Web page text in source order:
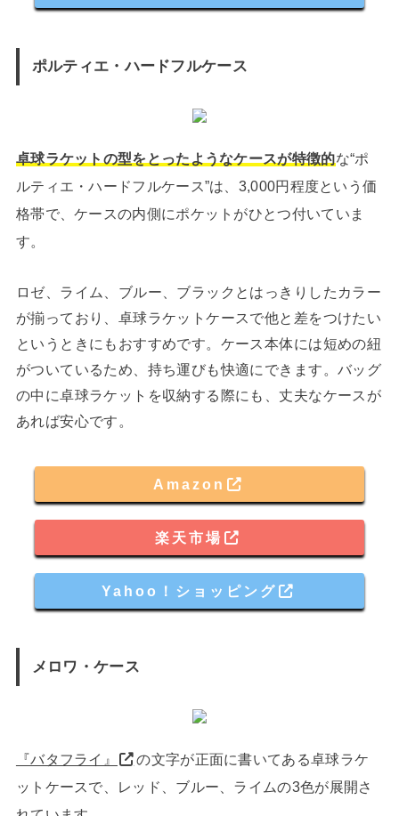
ポルティエ・ハードフルケース
卓球ラケットの型をとったようなケースが特徴的な“ポ
ルティエ・ハードフルケース”は、3,000円程度という価
格帯で、ケースの内側にポケットがひとつ付いていま
す。
ロゼ、ライム、ブルー、ブラックとはっきりしたカラー
が揃っており、卓球ラケットケースで他と差をつけたい
というときにもおすすめです。ケース本体には短めの紐
がついているため、持ち運びも快適にできます。バッグ
の中に卓球ラケットを収納する際にも、丈夫なケースが
あれば安心です。
Amazon
楽天市場
Yahoo！ショッピング
メロワ・ケース
『バタフライ』
の文字が正面に書いてある卓球ラケ
ットケースで、レッド、ブルー、ライムの3色が展開さ